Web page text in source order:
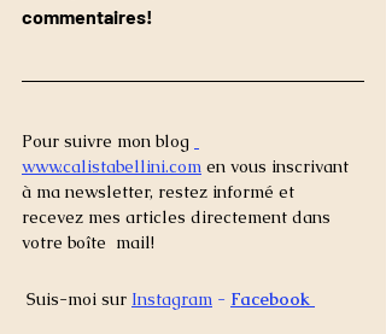
commentaires!
Pour suivre mon blog
www.calistabellini.com en vous inscrivant
à ma newsletter, restez informé et
recevez mes articles directement dans
votre boîte  mail!
Suis-moi sur Instagram - Facebook